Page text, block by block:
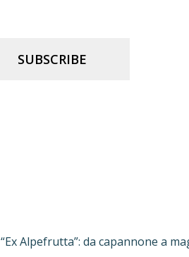
SUBSCRIBE
“Ex Alpefrutta”: da capannone a